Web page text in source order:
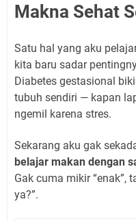
Makna Sehat
Satu hal yang aku
kita baru sadar
Diabetes gestasional
tubuh sendiri — kapan
ngemil karena stres.
Sekarang aku gak
belajar makan dengan
Gak cuma mikir “enak”,
ya?”.